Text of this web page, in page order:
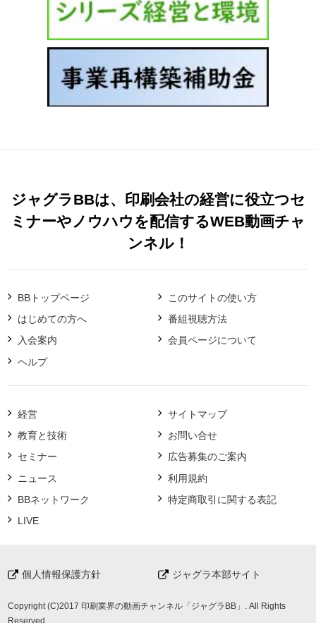
ジャグラBBは、印刷会社の経営に役立つセ
ミナーやノウハウを配信するWEB動画チャ
ンネル！
BBトップページ
はじめての方へ
入会案内
ヘルプ
このサイトの使い方
番組視聴方法
会員ページについて
経営
教育と技術
セミナー
ニュース
BBネットワーク
LIVE
サイトマップ
お問い合せ
広告募集のご案内
利用規約
特定商取引に関する表記
個人情報保護方針 ジャグラ本部サイト
Copyright (C)2017 印刷業界の動画チャンネル「ジャグラBB」. All Rights
Reserved.